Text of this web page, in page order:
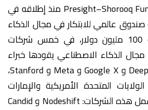
استثمر صندوق Presight–Shorooq Fund I منذ إطلاقه في
وهو صندوق عالمي للابتكار في مجال الذكاء
الاصطناعي بقيمة 100 مليون دولار، في خمس شركات
الذكاء الاصطناعي يقودها خبراء
سابقون من DeepMind و Google X و Meta و Stanford،
المتحدة الأمريكية والإمارات
العربية المتحدة. تشمل هذه الشركات: Nodeshift و Candid